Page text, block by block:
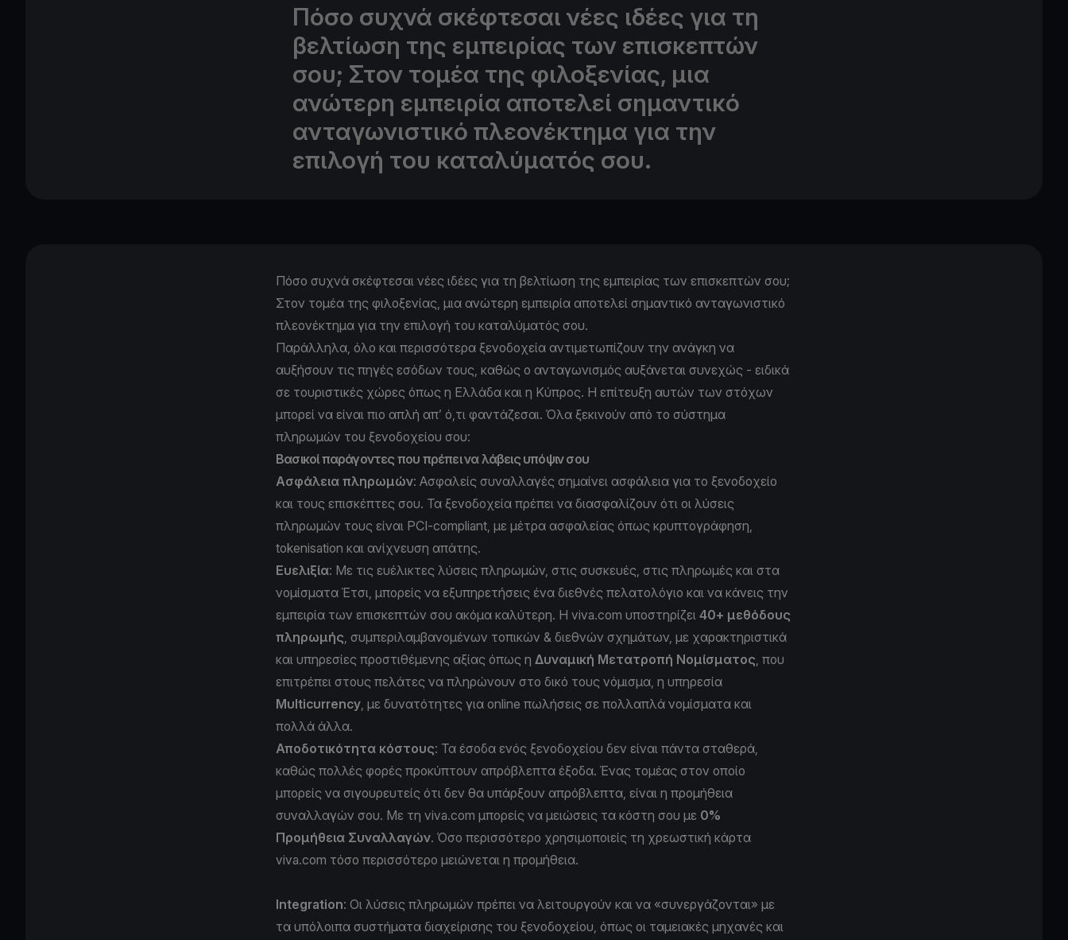
Πόσο συχνά σκέφτεσαι νέες ιδέες για τη
βελτίωση της εμπειρίας των επισκεπτών
σου; Στον τομέα της φιλοξενίας, μια
ανώτερη εμπειρία αποτελεί σημαντικό
ανταγωνιστικό πλεονέκτημα για την
επιλογή του καταλύματός σου.
Πόσο συχνά σκέφτεσαι νέες ιδέες για τη βελτίωση της εμπειρίας των επισκεπτών σου;
Στον τομέα της φιλοξενίας, μια ανώτερη εμπειρία αποτελεί σημαντικό ανταγωνιστικό
πλεονέκτημα για την επιλογή του καταλύματός σου.
Παράλληλα, όλο και περισσότερα ξενοδοχεία αντιμετωπίζουν την ανάγκη να
αυξήσουν τις πηγές εσόδων τους, καθώς ο ανταγωνισμός αυξάνεται συνεχώς - ειδικά
σε τουριστικές χώρες όπως η Ελλάδα και η Κύπρος. Η επίτευξη αυτών των στόχων
μπορεί να είναι πιο απλή απ’ ό,τι φαντάζεσαι. Όλα ξεκινούν από το σύστημα
πληρωμών του ξενοδοχείου σου:
Βασικοί παράγοντες που πρέπει να λάβεις υπόψιν σου
Ασφάλεια πληρωμών: Ασφαλείς συναλλαγές σημαίνει ασφάλεια για το ξενοδοχείο
και τους επισκέπτες σου. Τα ξενοδοχεία πρέπει να διασφαλίζουν ότι οι λύσεις
πληρωμών τους είναι PCI-compliant, με μέτρα ασφαλείας όπως κρυπτογράφηση,
tokenisation και ανίχνευση απάτης.
Ευελιξία: Με τις ευέλικτες λύσεις πληρωμών, στις συσκευές, στις πληρωμές και στα
νομίσματα Έτσι, μπορείς να εξυπηρετήσεις ένα διεθνές πελατολόγιο και να κάνεις την
εμπειρία των επισκεπτών σου ακόμα καλύτερη. Η viva.com υποστηρίζει 40+ μεθόδους
πληρωμής , συμπεριλαμβανομένων τοπικών & διεθνών σχημάτων, με χαρακτηριστικά
και υπηρεσίες προστιθέμενης αξίας όπως η Δυναμική Μετατροπή Νομίσματος , που
επιτρέπει στους πελάτες να πληρώνουν στο δικό τους νόμισμα, η υπηρεσία
Multicurrency , με δυνατότητες για online πωλήσεις σε πολλαπλά νομίσματα και
πολλά άλλα.
Αποδοτικότητα κόστους: Τα έσοδα ενός ξενοδοχείου δεν είναι πάντα σταθερά,
καθώς πολλές φορές προκύπτουν απρόβλεπτα έξοδα. Ένας τομέας στον οποίο
μπορείς να σιγουρευτείς ότι δεν θα υπάρξουν απρόβλεπτα, είναι η προμήθεια
συναλλαγών σου. Με τη viva.com μπορείς να μειώσεις τα κόστη σου με 0%
Προμήθεια Συναλλαγών. Όσο περισσότερο χρησιμοποιείς τη χρεωστική κάρτα
viva.com τόσο περισσότερο μειώνεται η προμήθεια.
Integration: Οι λύσεις πληρωμών πρέπει να λειτουργούν και να «συνεργάζονται» με
τα υπόλοιπα συστήματα διαχείρισης του ξενοδοχείου, όπως οι ταμειακές μηχανές και